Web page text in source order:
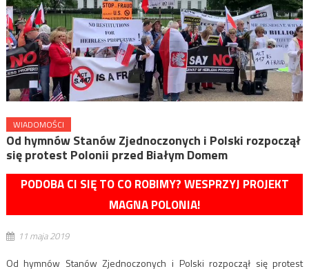
WIADOMOŚCI
Od hymnów Stanów Zjednoczonych i Polski rozpoczął
się protest Polonii przed Białym Domem
PODOBA CI SIĘ TO CO ROBIMY? WESPRZYJ PROJEKT
MAGNA POLONIA!
11 maja 2019
Od hymnów Stanów Zjednoczonych i Polski rozpoczął się protest